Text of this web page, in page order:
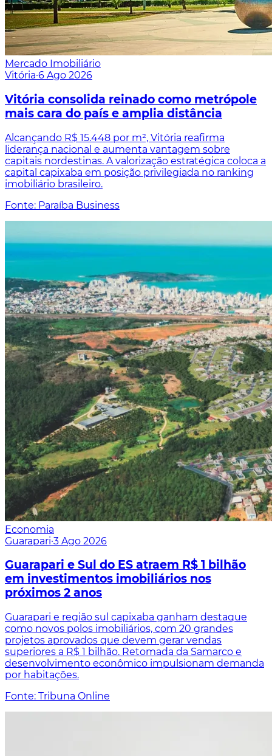
Mercado Imobiliário
Vitória·6 Ago 2026
Vitória consolida reinado como metrópole
mais cara do país e amplia distância
Alcançando R$ 15.448 por m², Vitória reafirma
liderança nacional e aumenta vantagem sobre
capitais nordestinas. A valorização estratégica coloca a
capital capixaba em posição privilegiada no ranking
imobiliário brasileiro.
Fonte: Paraíba Business
Economia
Guarapari·3 Ago 2026
Guarapari e Sul do ES atraem R$ 1 bilhão
em investimentos imobiliários nos
próximos 2 anos
Guarapari e região sul capixaba ganham destaque
como novos polos imobiliários, com 20 grandes
projetos aprovados que devem gerar vendas
superiores a R$ 1 bilhão. Retomada da Samarco e
desenvolvimento econômico impulsionam demanda
por habitações.
Fonte: Tribuna Online